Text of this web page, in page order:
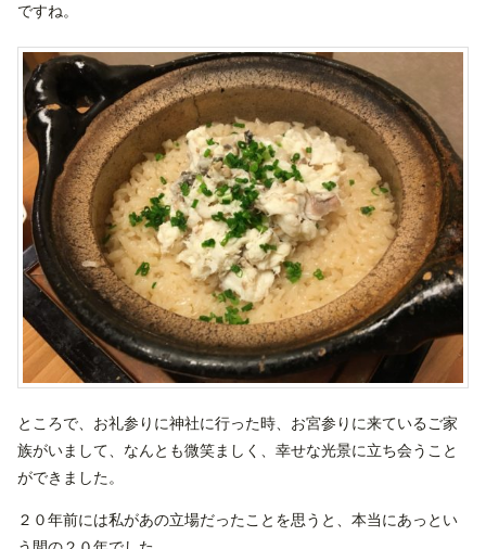
ですね。
ところで、お礼参りに神社に行った時、お宮参りに来ているご家
族がいまして、なんとも微笑ましく、幸せな光景に立ち会うこと
ができました。
２０年前には私があの立場だったことを思うと、本当にあっとい